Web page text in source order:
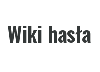
Wiki hasła